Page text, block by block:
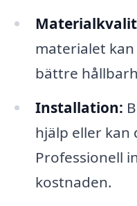
materialet
bättre
Installation:
hjälp eller kan
Professionell
kostnaden.